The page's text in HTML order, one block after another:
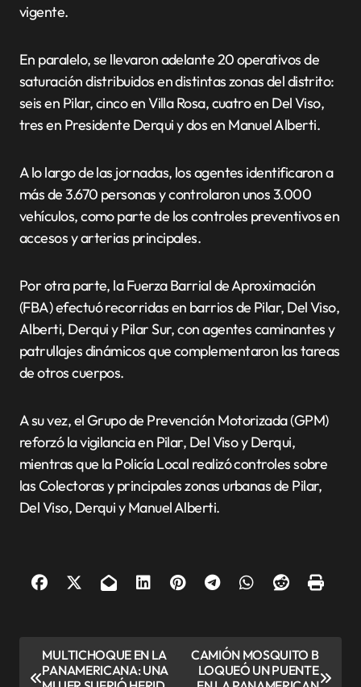
vigente.
En paralelo, se llevaron adelante 20 operativos de
saturación distribuidos en distintas zonas del distrito:
seis en Pilar, cinco en Villa Rosa, cuatro en Del Viso,
tres en Presidente Derqui y dos en Manuel Alberti.
A lo largo de las jornadas, los agentes identificaron a
más de 3.670 personas y controlaron unos 3.000
vehículos, como parte de los controles preventivos en
accesos y arterias principales.
Por otra parte, la Fuerza Barrial de Aproximación
(FBA) efectuó recorridas en barrios de Pilar, Del Viso,
Alberti, Derqui y Pilar Sur, con agentes caminantes y
patrullajes dinámicos que complementaron las tareas
de otros cuerpos.
A su vez, el Grupo de Prevención Motorizada (GPM)
reforzó la vigilancia en Pilar, Del Viso y Derqui,
mientras que la Policía Local realizó controles sobre
las Colectoras y principales zonas urbanas de Pilar,
Del Viso, Derqui y Manuel Alberti.
a
MULTICHOQUE EN LA
PANAMERICANA: UNA
CAMIÓN MOSQUITO B
LOQUEÓ UN PUENTE